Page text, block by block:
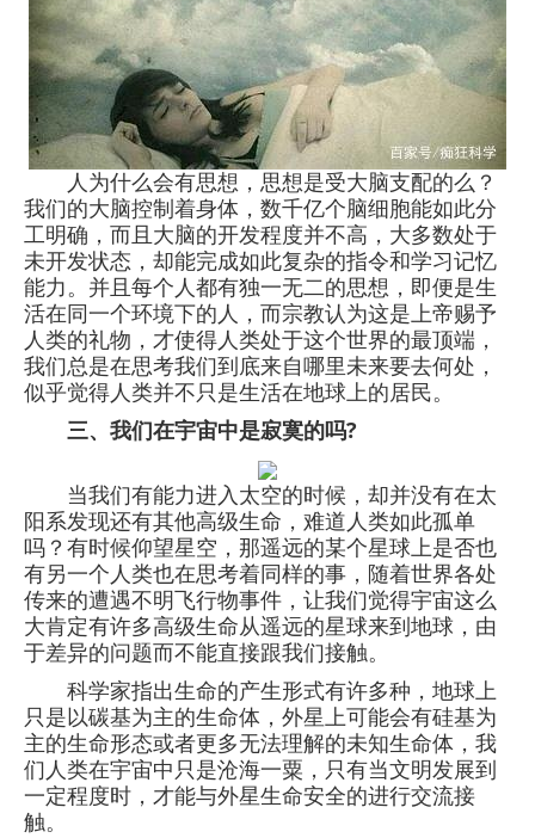
人为什么会有思想，思想是受大脑支配的么？
我们的大脑控制着身体，数千亿个脑细胞能如此分
工明确，而且大脑的开发程度并不高，大多数处于
未开发状态，却能完成如此复杂的指令和学习记忆
能力。并且每个人都有独一无二的思想，即便是生
活在同一个环境下的人，而宗教认为这是上帝赐予
人类的礼物，才使得人类处于这个世界的最顶端，
我们总是在思考我们到底来自哪里未来要去何处，
似乎觉得人类并不只是生活在地球上的居民。
三、我们在宇宙中是寂寞的吗?
当我们有能力进入太空的时候，却并没有在太
阳系发现还有其他高级生命，难道人类如此孤单
吗？有时候仰望星空，那遥远的某个星球上是否也
有另一个人类也在思考着同样的事，随着世界各处
传来的遭遇不明飞行物事件，让我们觉得宇宙这么
大肯定有许多高级生命从遥远的星球来到地球，由
于差异的问题而不能直接跟我们接触。
科学家指出生命的产生形式有许多种，地球上
只是以碳基为主的生命体，外星上可能会有硅基为
主的生命形态或者更多无法理解的未知生命体，我
们人类在宇宙中只是沧海一粟，只有当文明发展到
一定程度时，才能与外星生命安全的进行交流接
触。